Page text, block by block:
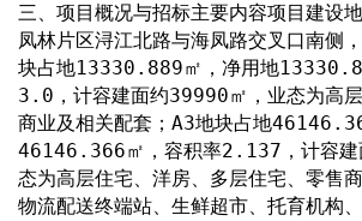
三、项目概况与招标主要内容项目建设
凤林片区浔江北路与海凤路交叉口南侧
块占地13330.889㎡，净用地
3.0，计容建面约39990㎡，业态为高
商业及相关配套；A3地块占地
46146.366㎡，容积率2.137，计容建
态为高层住宅、洋房、多层住宅、零售
物流配送终端站、生鲜超市、托育机构